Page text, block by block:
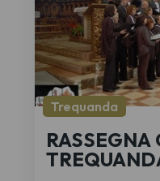
Trequanda
RASSEGNA